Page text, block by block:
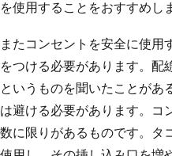
を使用することをおすすめし
またコンセントを安全に使用
をつける必要があります。配
というものを聞いたことがあ
は避ける必要があります。コ
数に限りがあるものです。タ